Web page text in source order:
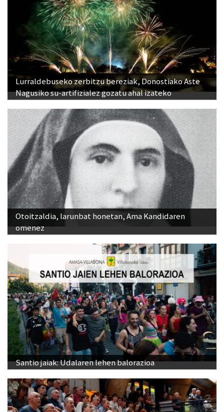
Lurraldebuseko zerbitzu bereziak, Donostiako Aste
Nagusiko su-artifizialez gozatu ahal izateko
Otoitzaldia, larunbat honetan, Ama Kandidaren
omenez
Santio jaiak: Udalaren lehen balorazioa